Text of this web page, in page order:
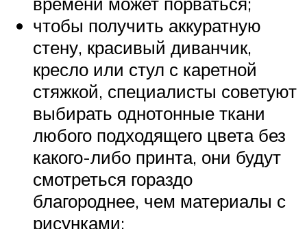
чтобы получить аккуратную
стену, красивый диванчик,
кресло или стул с каретной
стяжкой, специалисты советуют
выбирать однотонные ткани
любого подходящего цвета без
какого-либо принта, они будут
смотреться гораздо
благороднее, чем материалы с
рисунками;